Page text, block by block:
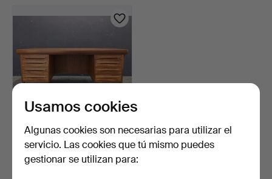
curso
JOHANNES ANDERSEN.
Escritorio.
2 días
Usamos cookies
Algunas cookies son necesarias para utilizar el
servicio. Las cookies que tú mismo puedes
gestionar se utilizan para: